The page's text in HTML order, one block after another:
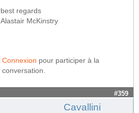
best regards
Alastair McKinstry
Connexion pour participer à la
conversation.
#359
Cavallini